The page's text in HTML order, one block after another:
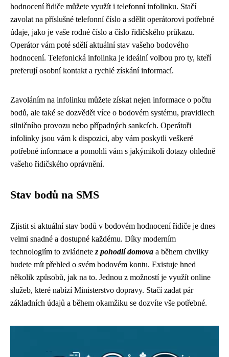
hodnocení řidiče můžete využít i telefonní infolinku. Stačí
zavolat na příslušné telefonní číslo a sdělit operátorovi potřebné
údaje, jako je vaše rodné číslo a číslo řidičského průkazu.
Operátor vám poté sdělí aktuální stav vašeho bodového
hodnocení. Telefonická infolinka je ideální volbou pro ty, kteří
preferují osobní kontakt a rychlé získání informací.
Zavoláním na infolinku můžete získat nejen informace o počtu
bodů, ale také se dozvědět více o bodovém systému, pravidlech
silničního provozu nebo případných sankcích. Operátoři
infolinky jsou vám k dispozici, aby vám poskytli veškeré
potřebné informace a pomohli vám s jakýmikoli dotazy ohledně
vašeho řidičského oprávnění.
Stav bodů na SMS
Zjistit si aktuální stav bodů v bodovém hodnocení řidiče je dnes
velmi snadné a dostupné každému. Díky moderním
technologiím to zvládnete z pohodlí domova a během chvilky
budete mít přehled o svém bodovém kontu. Existuje hned
několik způsobů, jak na to. Jednou z možností je využít online
služeb, které nabízí Ministerstvo dopravy. Stačí zadat pár
základních údajů a během okamžiku se dozvíte vše potřebné.